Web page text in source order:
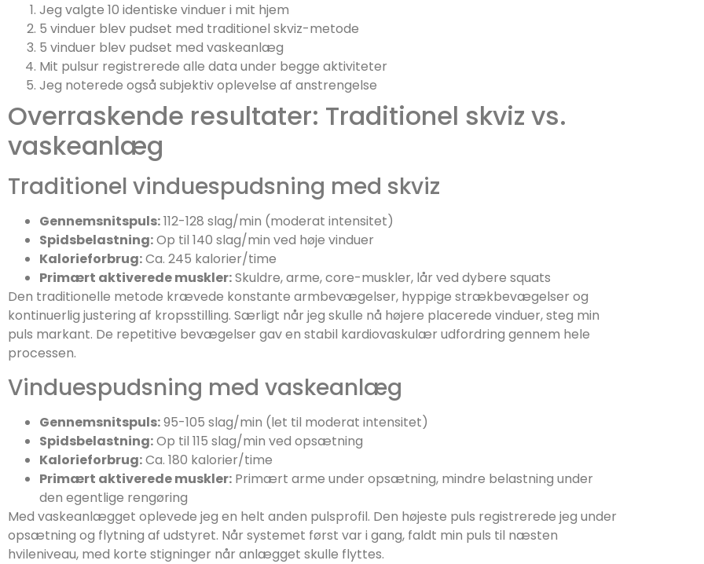
Jeg valgte 10 identiske vinduer i mit hjem
5 vinduer blev pudset med traditionel skviz-metode
5 vinduer blev pudset med vaskeanlæg
Mit pulsur registrerede alle data under begge aktiviteter
Jeg noterede også subjektiv oplevelse af anstrengelse
Overraskende resultater: Traditionel skviz vs.
vaskeanlæg
Traditionel vinduespudsning med skviz
Gennemsnitspuls:112-128 slag/min (moderat intensitet)
Spidsbelastning:Op til 140 slag/min ved høje vinduer
Kalorieforbrug:Ca. 245 kalorier/time
Primært aktiverede muskler:Skuldre, arme, core-muskler, lår ved dybere squats
Den traditionelle metode krævede konstante armbevægelser, hyppige strækbevægelser og
kontinuerlig justering af kropsstilling. Særligt når jeg skulle nå højere placerede vinduer, steg min
puls markant. De repetitive bevægelser gav en stabil kardiovaskulær udfordring gennem hele
processen.
Vinduespudsning med vaskeanlæg
Gennemsnitspuls:95-105 slag/min (let til moderat intensitet)
Spidsbelastning:Op til 115 slag/min ved opsætning
Kalorieforbrug:Ca. 180 kalorier/time
Primært aktiverede muskler: Primært arme under opsætning, mindre belastning under
den egentlige rengøring
Med vaskeanlægget oplevede jeg en helt anden pulsprofil. Den højeste puls registrerede jeg under
opsætning og flytning af udstyret. Når systemet først var i gang, faldt min puls til næsten
hvileniveau, med korte stigninger når anlægget skulle flyttes.